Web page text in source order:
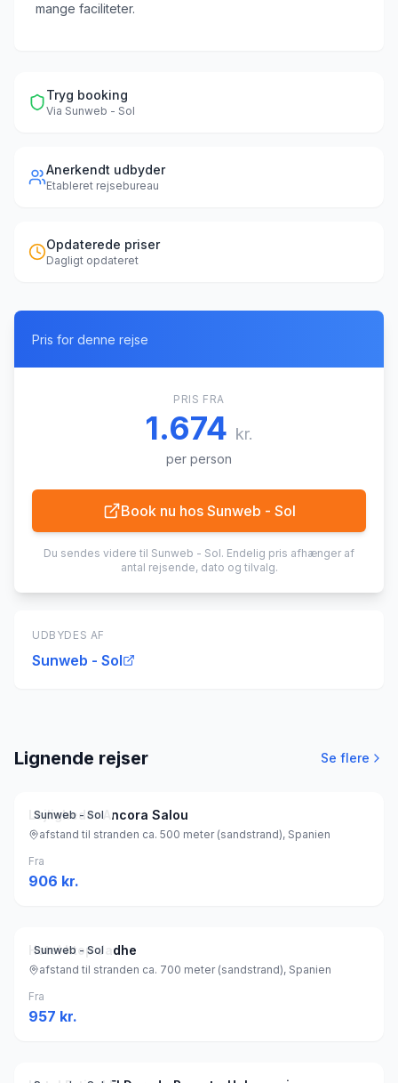
mange faciliteter.
Tryg booking
Via Sunweb - Sol
Anerkendt udbyder
Etableret rejsebureau
Opdaterede priser
Dagligt opdateret
Pris for denne rejse
PRIS FRA
1.674 kr.
per person
Book nu hos Sunweb - Sol
Du sendes videre til Sunweb - Sol. Endelig pris afhænger af
antal rejsende, dato og tilvalg.
UDBYDES AF
Sunweb - Sol
Lignende rejser Se flere
Sunweb - Sol
Lejligheder Ancora Salou
afstand til stranden ca. 500 meter (sandstrand), Spanien
Fra
906 kr.
Sunweb - Sol
Hotel htop Jadhe
afstand til stranden ca. 700 meter (sandstrand), Spanien
Fra
957 kr.